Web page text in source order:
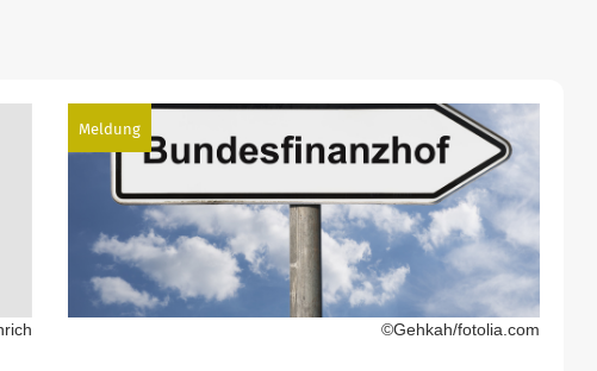
Meldung
©Gehkah/fotolia.com